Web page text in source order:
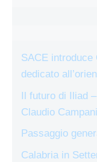
SACE introduce
dedicato
Il futuro di Iliad
Claudio
Passaggio
Calabria in